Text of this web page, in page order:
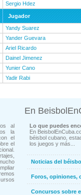
Sergio Hdez
Jugador
Yandy Suarez
Yander Guevara
Ariel Ricardo
Dainel Jimenez
Yunier Cano
Yadir Rabi
al
la
el
el
En
Lo que puedes
En
béisbol cubano,
los juegos y más...
Noticias del
Foros, opiniones,
Concursos sobre